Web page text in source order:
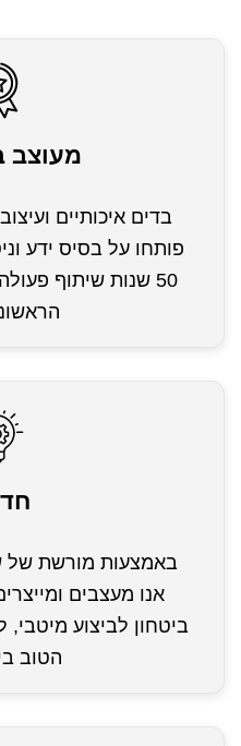
מעוצב
בדים איכותיים
פותחו על בסיס ידע
50 שנות שיתוף
באמצעות מורשת של
אנו מעצבים
ביטחון לביצוע
הטוב